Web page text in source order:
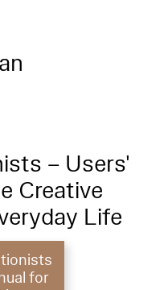
– Users'
Creative
Life
for